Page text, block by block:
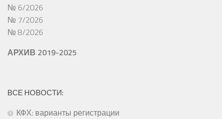
№ 6/2026
№ 7/2026
№ 8/2026
АРХИВ 2019-2025
ВСЕ НОВОСТИ:
КФХ: варианты регистрации